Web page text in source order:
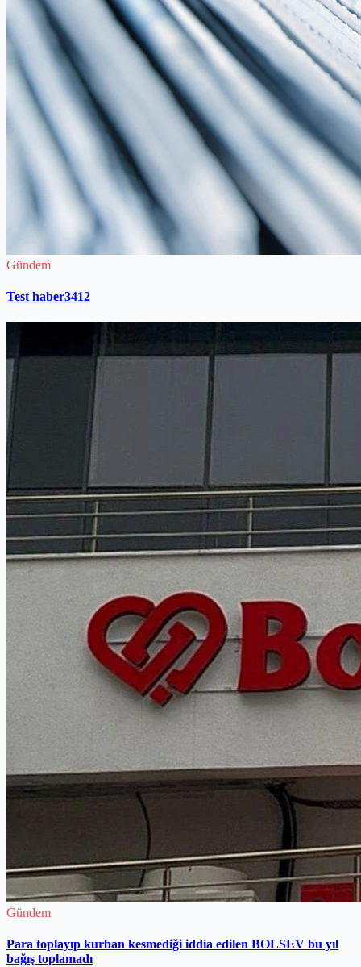
Gündem
Test haber3412
Gündem
Para toplayıp kurban kesmediği iddia edilen BOLSEV bu yıl
bağış toplamadı